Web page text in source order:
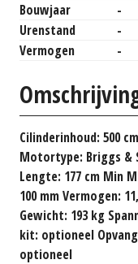
Bouwjaar
-
Urenstand
-
Vermogen
-
Cilinderinhoud: 500
Motortype: Briggs &
Lengte: 177 cm Min
100 mm Vermogen:
Gewicht: 193 kg
kit: optioneel
optioneel